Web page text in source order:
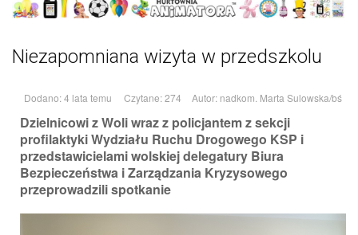
Niezapomniana wizyta w przedszkolu
Dodano: 4 lata temu Czytane: 274 Autor: nadkom. Marta Sulowska/bś
Dzielnicowi z Woli wraz z policjantem z sekcji
profilaktyki Wydziału Ruchu Drogowego KSP i
przedstawicielami wolskiej delegatury Biura
Bezpieczeństwa i Zarządzania Kryzysowego
przeprowadzili spotkanie